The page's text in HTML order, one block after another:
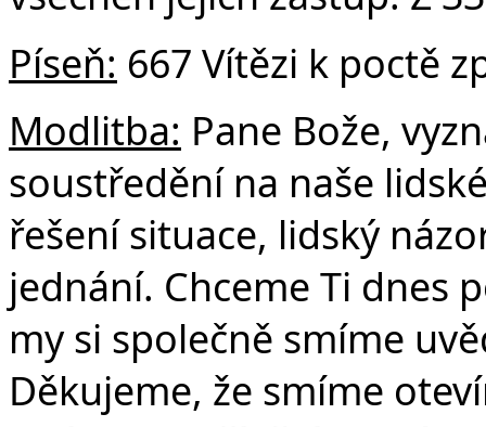
Píseň: 667 Vítězi k poctě
Modlitba: Pane Bože,
soustředění na naše
řešení situace, lidský
jednání. Chceme Ti dnes
my si společně smíme
Děkujeme, že smíme